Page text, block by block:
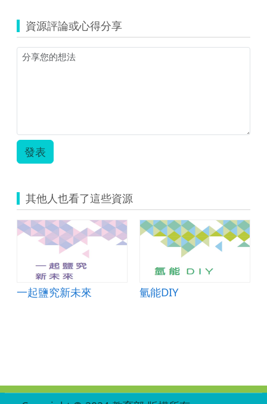
DIY.pdf
資源評論或心得分享
發表
其他人也看了這些資源
一起鹽究新未來 氫能DIY